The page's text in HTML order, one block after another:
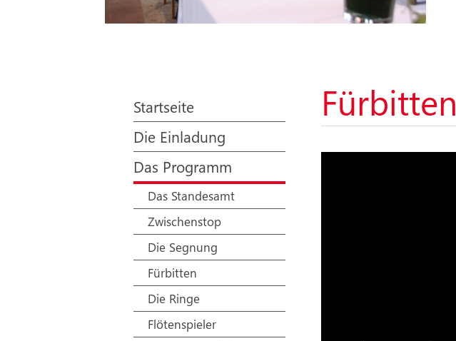
Startseite
Die Einladung
Das Programm
Das Standesamt
Zwischenstop
Die Segnung
Fürbitten
Die Ringe
Flötenspieler
Fürbitten